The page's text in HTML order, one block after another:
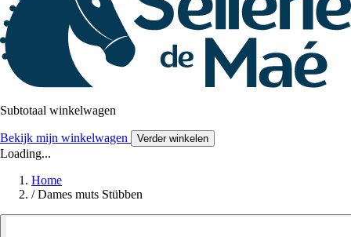
Subtotaal winkelwagen
Bekijk mijn winkelwagen Verder winkelen
Loading...
Home
/ Dames muts Stübben